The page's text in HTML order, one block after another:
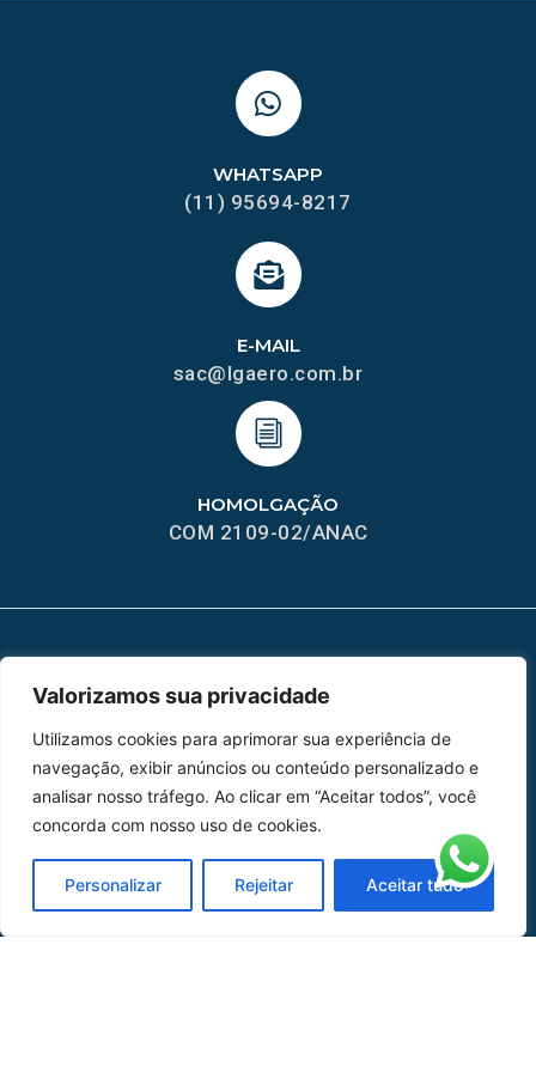
Valorizamos sua privacidade
Utilizamos cookies para aprimorar sua experiência de
navegação, exibir anúncios ou conteúdo personalizado e
analisar nosso tráfego. Ao clicar em “Aceitar todos”, você
concorda com nosso uso de cookies.
Personalizar Rejeitar Aceitar tudo
HOMOLGAÇÃO
COM 2109-02/ANAC
E-MAIL
sac@lgaero.com.br
WHATSAPP
(11) 95694-8217
Peças
Catálogo de Aplicações
Oficina de Mangueiras